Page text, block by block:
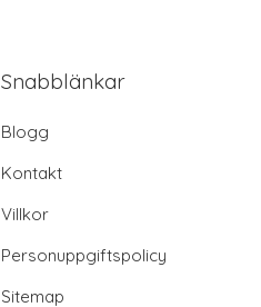
Snabblänkar
Blogg
Kontakt
Villkor
Personuppgiftspolicy
Sitemap